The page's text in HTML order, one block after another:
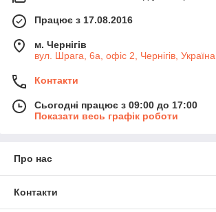
Працює з 17.08.2016
м. Чернігів
вул. Шрага, 6а, офіс 2, Чернігів, Україна
Контакти
Сьогодні працює з 09:00 до 17:00
Показати весь графік роботи
Про нас
Контакти